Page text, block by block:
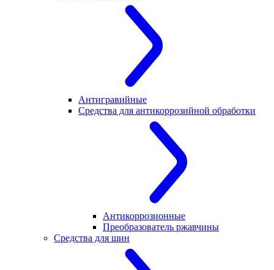
Антигравийные
Средства для антикоррозийной обработки
Антикоррозионные
Преобразователь ржавчины
Средства для шин